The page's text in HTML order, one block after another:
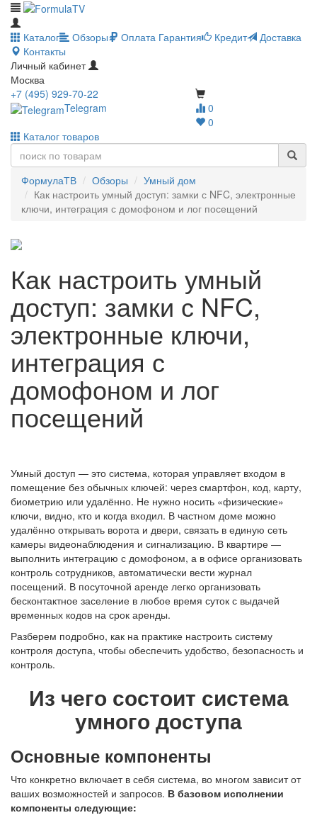
Каталог Обзоры Оплата Гарантия Кредит
Доставка
Контакты
Личный кабинет
Москва
0
0
+7 (495) 929-70-22
Telegram
Каталог товаров
ФормулаТВ Обзоры
Умный дом
Как настроить умный доступ: замки с NFC, электронные
ключи, интеграция с домофоном и лог посещений
Как настроить умный
доступ: замки с NFC,
электронные ключи,
интеграция с
домофоном и лог
посещений
Умный доступ — это система, которая управляет входом в
помещение без обычных ключей: через смартфон, код, карту,
биометрию или удалённо. Не нужно носить «физические»
ключи, видно, кто и когда входил. В частном доме можно
удалённо открывать ворота и двери, связать в единую сеть
камеры видеонаблюдения и сигнализацию. В квартире —
выполнить интеграцию с домофоном, а в офисе организовать
контроль сотрудников, автоматически вести журнал
посещений. В посуточной аренде легко организовать
бесконтактное заселение в любое время суток с выдачей
временных кодов на срок аренды.
Разберем подробно, как на практике настроить систему
контроля доступа, чтобы обеспечить удобство, безопасность и
контроль.
Из чего состоит система
умного доступа
Основные компоненты
Что конкретно включает в себя система, во многом зависит от
ваших возможностей и запросов. В базовом исполнении
компоненты следующие: